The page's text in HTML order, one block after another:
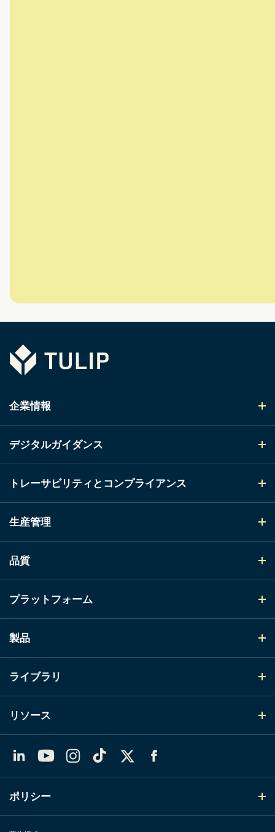
Tulip
企業情報
デジタルガイダンス
トレーサビリティとコンプライアンス
生産管理
品質
プラットフォーム
製品
ライブラリ
リソース
YouTubeInstagram
TikTok
ポリシー